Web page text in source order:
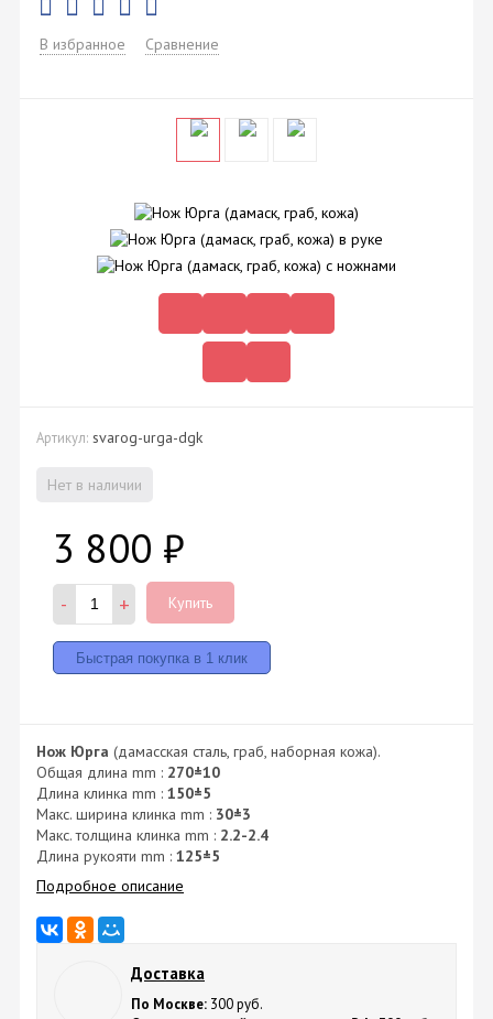
В избранное Сравнение
Артикул: svarog-urga-dgk
Нет в наличии
3 800 ₽
- + Купить
Нож Юрга (дамасская сталь, граб, наборная кожа).
Общая длина mm : 270±10
Длина клинка mm : 150±5
Макс. ширина клинка mm : 30±3
Макс. толщина клинка mm : 2.2-2.4
Длина рукояти mm : 125±5
Подробное описание
Доставка
По Москве: 300 руб.